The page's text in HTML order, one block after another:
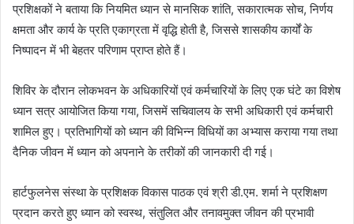
प्रशिक्षकों ने बताया कि नियमित ध्यान से मानसिक शांति, सकारात्मक सोच, निर्णय
क्षमता और कार्य के प्रति एकाग्रता में वृद्धि होती है, जिससे शासकीय कार्यों के
निष्पादन में भी बेहतर परिणाम प्राप्त होते हैं।
शिविर के दौरान लोकभवन के अधिकारियों एवं कर्मचारियों के लिए एक घंटे का विशेष
ध्यान सत्र आयोजित किया गया, जिसमें सचिवालय के सभी अधिकारी एवं कर्मचारी
शामिल हुए। प्रतिभागियों को ध्यान की विभिन्न विधियों का अभ्यास कराया गया तथा
दैनिक जीवन में ध्यान को अपनाने के तरीकों की जानकारी दी गई।
हार्टफुलनेस संस्था के प्रशिक्षक विकास पाठक एवं श्री डी.एम. शर्मा ने प्रशिक्षण
प्रदान करते हुए ध्यान को स्वस्थ, संतुलित और तनावमुक्त जीवन की प्रभावी